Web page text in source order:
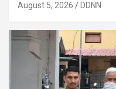
August 5, 2026 DDNN